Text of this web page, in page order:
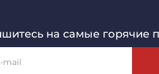
на самые горячие